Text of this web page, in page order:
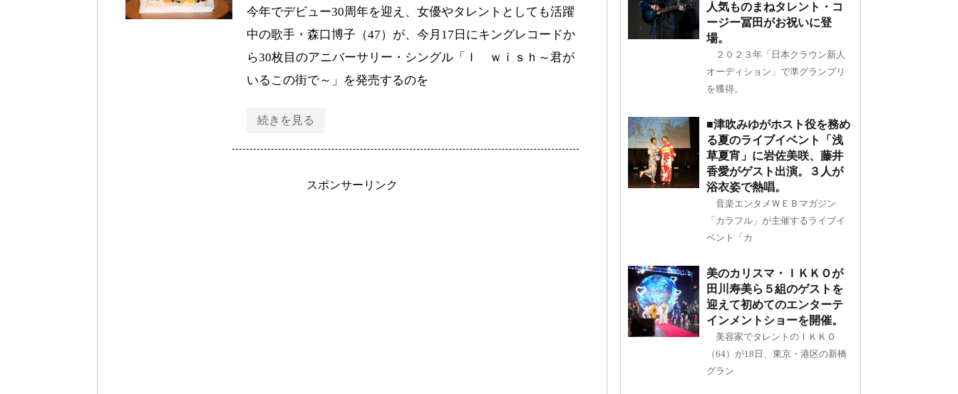
今年でデビュー30周年を迎え、女優やタレントとしても活躍
中の歌手・森口博子（47）が、今月17日にキングレコードか
ら30枚目のアニバーサリー・シングル「Ｉ ｗｉｓｈ～君が
いるこの街で～」を発売するのを
続きを見る
スポンサーリンク
人気ものまねタレント・コ
ージー冨田がお祝いに登
場。
２０２３年「日本クラウン新人
オーディション」で準グランプリ
を獲得。
■津吹みゆがホスト役を務め
る夏のライブイベント「浅
草夏宵」に岩佐美咲、藤井
香愛がゲスト出演。３人が
浴衣姿で熱唱。
音楽エンタメＷＥＢマガジン
「カラフル」が主催するライブイ
ベント「カ
美のカリスマ・ＩＫＫＯが
田川寿美ら５組のゲストを
迎えて初めてのエンターテ
インメントショーを開催。
美容家でタレントのＩＫＫＯ
（64）が18日、東京・港区の新橋
グラン